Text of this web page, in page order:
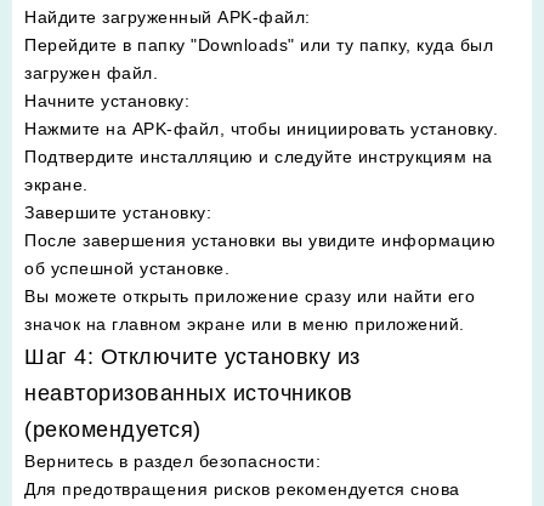
Найдите загруженный APK-файл:
Перейдите в папку "Downloads" или ту папку, куда был
загружен файл.
Начните установку:
Нажмите на APK-файл, чтобы инициировать установку.
Подтвердите инсталляцию и следуйте инструкциям на
экране.
Завершите установку:
После завершения установки вы увидите информацию
об успешной установке.
Вы можете открыть приложение сразу или найти его
значок на главном экране или в меню приложений.
Шаг 4: Отключите установку из
неавторизованных источников
(рекомендуется)
Вернитесь в раздел безопасности:
Для предотвращения рисков рекомендуется снова